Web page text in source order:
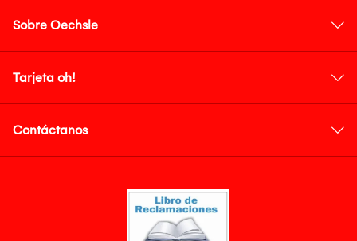
Sobre Oechsle
Tarjeta oh!
Contáctanos